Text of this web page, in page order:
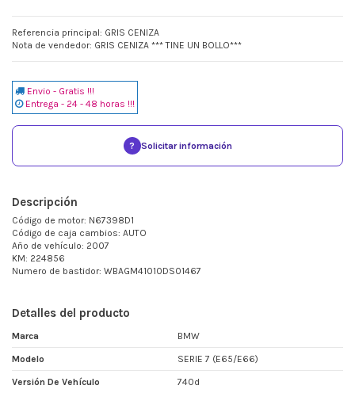
Referencia principal: GRIS CENIZA
Nota de vendedor: GRIS CENIZA *** TINE UN BOLLO***
Envio - Gratis !!!
Entrega - 24 - 48 horas !!!
? Solicitar información
Descripción
Código de motor: N67398D1
Código de caja cambios: AUTO
Año de vehículo: 2007
KM: 224856
Numero de bastidor: WBAGM41010DS01467
Detalles del producto
Marca BMW
Modelo SERIE 7 (E65/E66)
Versión De Vehículo 740d